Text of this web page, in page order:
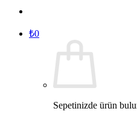
₺0
Sepetinizde ürün